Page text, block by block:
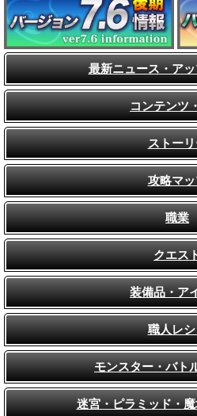
最新ニュース・ア
コンテンツ
ストー
攻略マ
職業
クエス
装備品・ア
職人レ
モンスター・バト
迷宮・ピラミッド・